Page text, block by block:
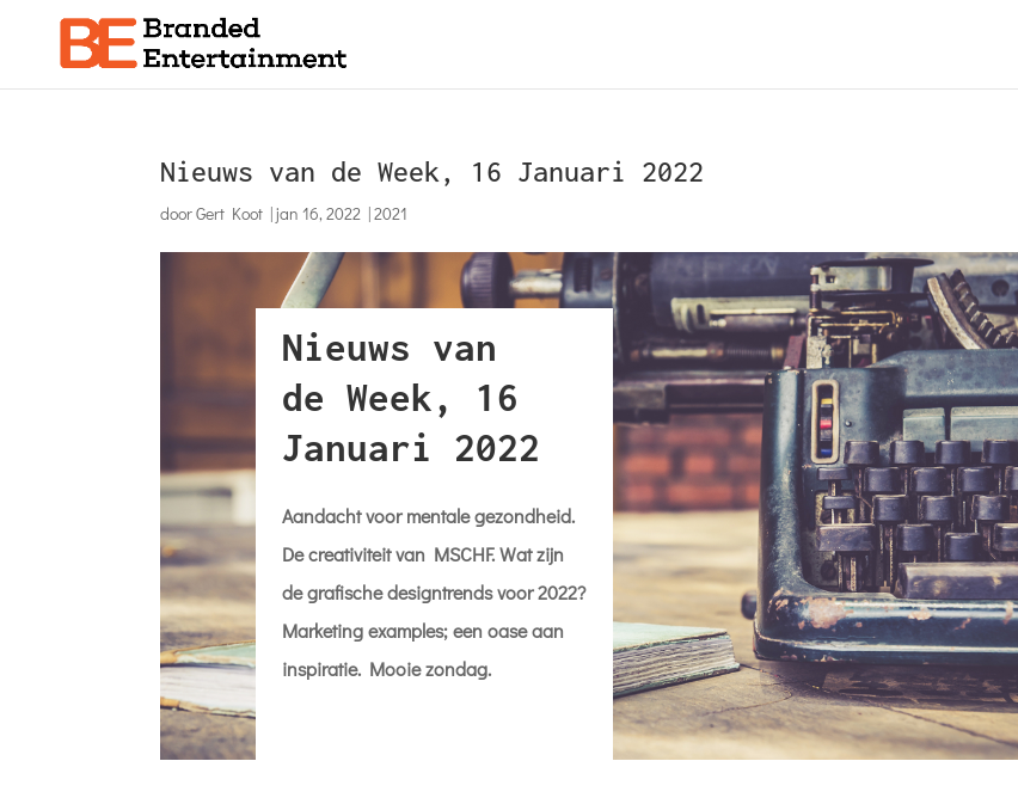
Nieuws van de Week, 16 Januari 2022
doorGert Koot |jan 16, 2022 |2021
Nieuws van
de Week, 16
Januari 2022
Aandacht voor mentale gezondheid.
De creativiteit van MSCHF. Wat zijn
de grafische designtrends voor 2022?
Marketing examples; een oase aan
inspiratie. Mooie zondag.